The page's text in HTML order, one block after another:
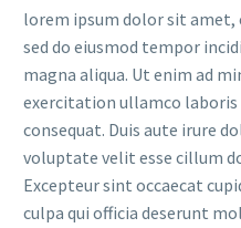
lorem ipsum dolor sit
sed do eiusmod tempor
magna aliqua. Ut enim ad
exercitation ullamco laboris
consequat. Duis aute irure
voluptate velit esse cillum
Excepteur sint occaecat
culpa qui officia deserunt